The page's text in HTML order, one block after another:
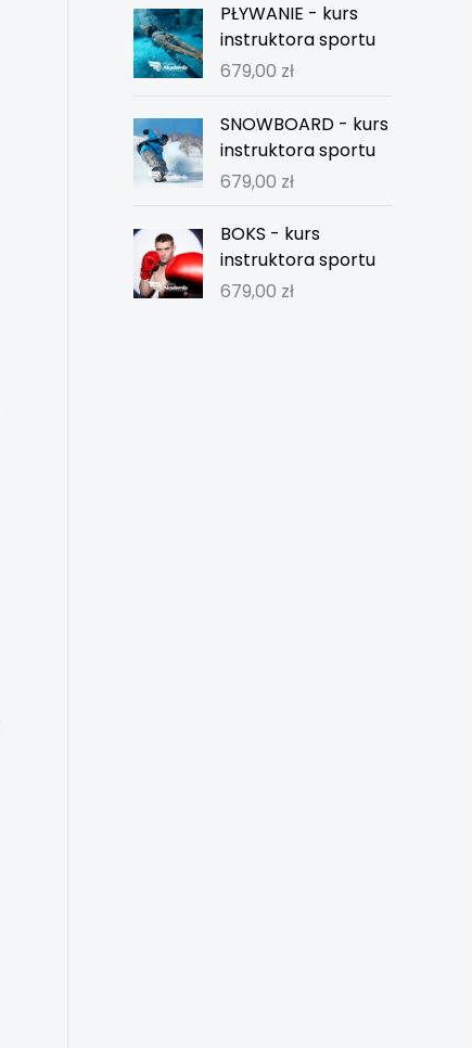
PŁYWANIE - kurs
instruktora sportu
679,00 zł
SNOWBOARD - kurs
instruktora sportu
679,00 zł
BOKS - kurs
instruktora sportu
679,00 zł